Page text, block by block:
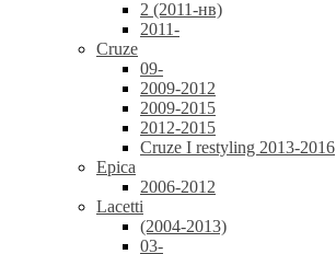
2 (2011-нв)
2011-
Cruze
09-
2009-2012
2009-2015
2012-2015
Cruze I restyling 2013-2016
Epica
2006-2012
Lacetti
(2004-2013)
03-